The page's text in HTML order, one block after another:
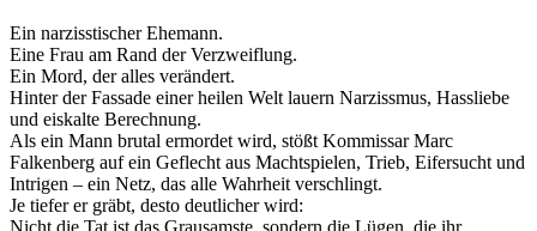
Ein narzisstischer Ehemann.
Eine Frau am Rand der Verzweiflung.
Ein Mord, der alles verändert.
Hinter der Fassade einer heilen Welt lauern Narzissmus, Hassliebe
und eiskalte Berechnung.
Als ein Mann brutal ermordet wird, stößt Kommissar Marc
Falkenberg auf ein Geflecht aus Machtspielen, Trieb, Eifersucht und
Intrigen – ein Netz, das alle Wahrheit verschlingt.
Je tiefer er gräbt, desto deutlicher wird:
Nicht die Tat ist das Grausamste, sondern die Lügen, die ihr